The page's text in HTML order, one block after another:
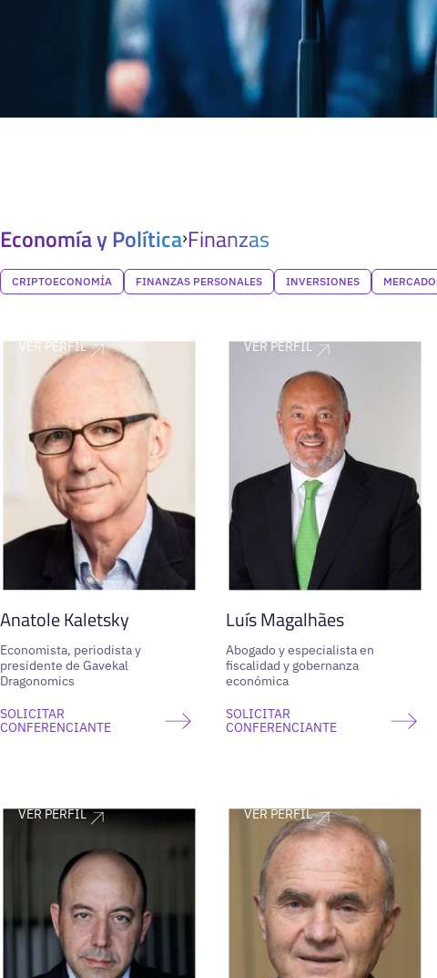
Economía y Política Finanzas
CRIPTOECONOMÍA FINANZAS PERSONALES INVERSIONES
VER PERFIL
Anatole Kaletsky
Economista, periodista y
presidente de Gavekal
Dragonomics
SOLICITAR
CONFERENCIANTE
VER PERFIL
Luís Magalhães
Abogado y especialista en
fiscalidad y gobernanza
económica
SOLICITAR
CONFERENCIANTE
VER PERFIL VER PERFIL